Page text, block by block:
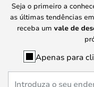
Seja o primeiro a
as últimas tendências
receba um vale de
Apenas para